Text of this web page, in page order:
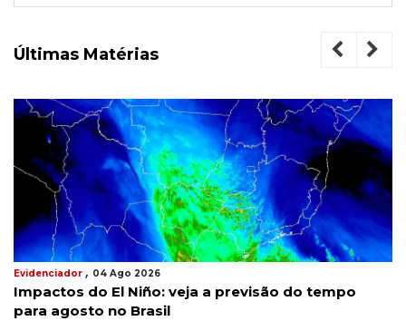
Últimas Matérias
Evidenciador , 04 Ago 2026
Impactos do El Niño: veja a previsão do tempo
para agosto no Brasil